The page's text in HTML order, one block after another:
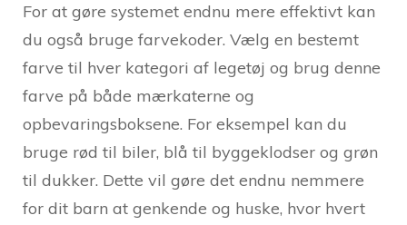
For at gøre systemet endnu mere effektivt kan
du også bruge farvekoder. Vælg en bestemt
farve til hver kategori af legetøj og brug denne
farve på både mærkaterne og
opbevaringsboksene. For eksempel kan du
bruge rød til biler, blå til byggeklodser og grøn
til dukker. Dette vil gøre det endnu nemmere
for dit barn at genkende og huske, hvor hvert